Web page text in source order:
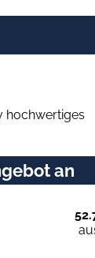
hochwertiges
an